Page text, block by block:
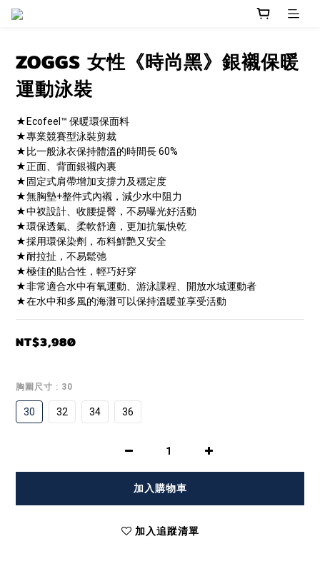
ZOGGS 女性《時尚黑》銀襯保暖
運動泳裝
★Ecofeel™ 保暖環保面料
★專業競賽型泳裝剪裁
★比一般泳衣保持體溫的時間長 60%
★正面、背面銀襯內裏
★固定式肩帶增加支撐力及穩定度
★無胸墊+整件式內襯，減少水中阻力
★中衩設計、收腰提臀，不易曝光好活動
★環保透氣、柔軟舒適，更加抗氯快乾
★採用環保染劑，布料鮮艷又安全
★耐拉扯，不易鬆弛
★極佳的貼合性，輕巧好穿
★非常適合水中有氧運動、游泳課程、開放水域運動者
★在水中和多風的海灘可以保持溫暖並享受活動
NT$3,980
胸圍尺寸 : 30
30 32 34 36
加入購物車
加入追蹤清單